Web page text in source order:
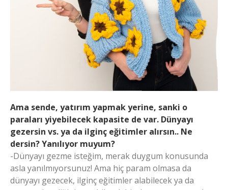
Ama sende, yatırım yapmak yerine, sanki o
paraları yiyebilecek kapasite de var. Dünyayı
gezersin vs. ya da ilginç eğitimler alırsın.. Ne
dersin? Yanılıyor muyum?
-Dünyayı gezme isteğim, merak duygum konusunda
asla yanılmıyorsunuz! Ama hiç param olmasa da
dünyayı gezecek, ilginç eğitimler alabilecek ya da